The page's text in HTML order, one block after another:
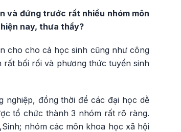
và đứng trước rất nhiều nhóm môn
nay, thưa thầy?
cho cho cả học sinh cũng như công
rất bối rối và phương thức tuyển sinh
nghiệp, đồng thời để các đại học dễ
tổ chức thành 3 nhóm rất rõ ràng.
nhóm các môn khoa học xã hội